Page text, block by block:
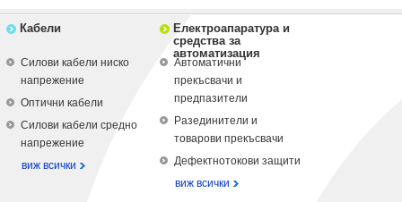
Кабели
Силови кабели ниско
напрежение
Оптични кабели
Силови кабели средно
напрежение
виж всички
Електроапаратура и
средства за
автоматизация
Автоматични
прекъсвачи и
предпазители
Разединители и
товарови прекъсвачи
Дефектнотокови защити
виж всички